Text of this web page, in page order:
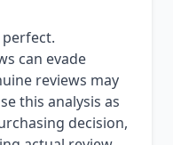
can evade
reviews may
this analysis as
decision,